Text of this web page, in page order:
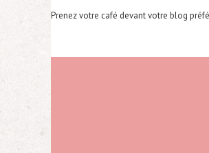
é
o
Prenez votre café devant votre blog